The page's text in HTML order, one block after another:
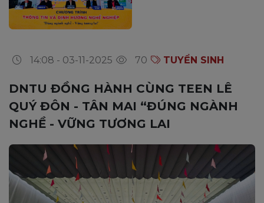
14:08 - 03-11-2025 70 TUYỂN SINH
DNTU ĐỒNG HÀNH CÙNG TEEN LÊ
QUÝ ĐÔN - TÂN MAI “ĐÚNG NGÀNH
NGHỀ - VỮNG TƯƠNG LAI